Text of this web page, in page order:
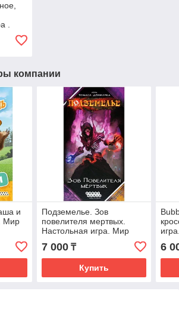
.
компании
и
Мир
Подземелье. Зов
повелителя мертвых.
Настольная игра. Мир
7 000₸
Купить
6